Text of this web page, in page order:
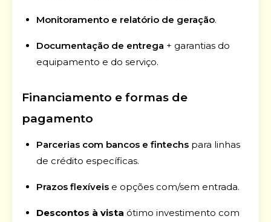
Monitoramento e relatório de geração.
Documentação de entrega + garantias do
equipamento e do serviço.
Financiamento e formas de
pagamento
Parcerias com bancos e fintechs para linhas
de crédito específicas.
Prazos flexíveis e opções com/sem entrada.
Descontos à vista ótimo investimento com